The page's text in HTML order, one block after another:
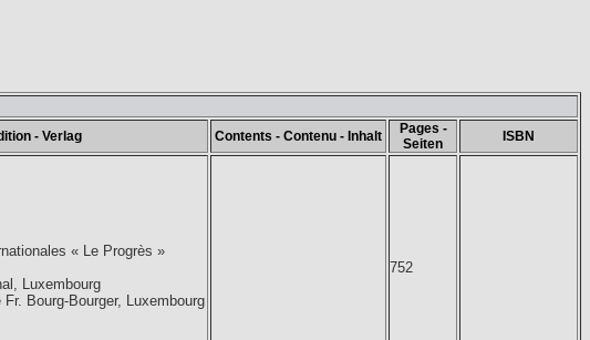
- Verlag Contents - Contenu - Inhalt
Pages -
Seiten
ISBN
« Le Progrès »
Luxembourg
Bourg-Bourger, Luxembourg
752